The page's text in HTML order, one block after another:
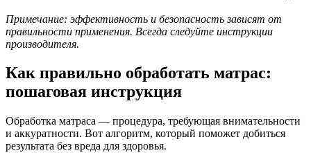
Примечание: эффективность и безопасность зависят от
правильности применения. Всегда следуйте инструкции
производителя.
Как правильно обработать матрас:
пошаговая инструкция
Обработка матраса — процедура, требующая внимательности
и аккуратности. Вот алгоритм, который поможет добиться
результата без вреда для здоровья.